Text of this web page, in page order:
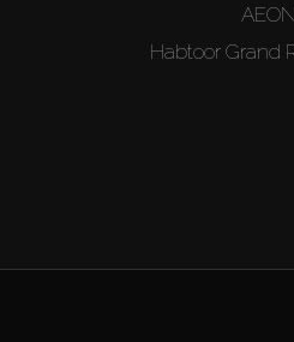
AEON
Habtoor Grand